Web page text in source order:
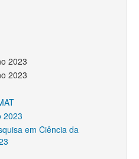
2023
2023
2023
em Ciência da